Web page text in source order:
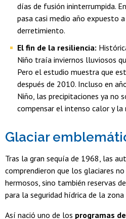
días de fusión ininterrumpida.
pasa casi medio año expuesto
derretimiento.
El fin de la resiliencia:
Niño traía inviernos lluviosos
Pero el estudio muestra que
después de 2010. Incluso en
Niño, las precipitaciones ya no
compensar el intenso calor y la
Glaciar
Tras la gran sequía de 1968, las
comprendieron que los glaciares
hermosos, sino también reservas
para la seguridad hídrica de la
Así nació uno de los programas